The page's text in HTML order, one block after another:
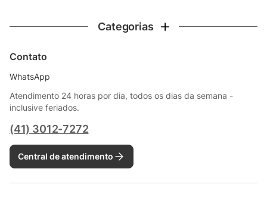
Categorias
Contato
WhatsApp
Atendimento 24 horas por dia, todos os dias da semana -
inclusive feriados.
(41) 3012-7272
Central de atendimento